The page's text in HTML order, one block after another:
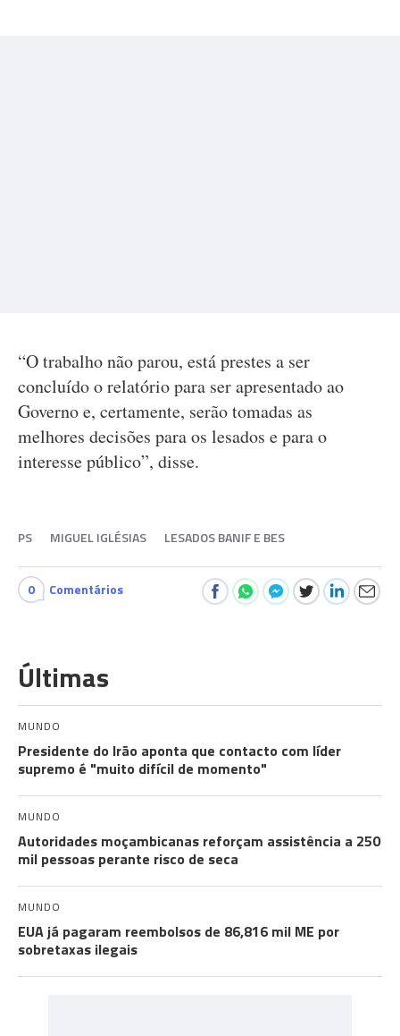
“O trabalho não parou, está prestes a ser
concluído o relatório para ser apresentado ao
Governo e, certamente, serão tomadas as
melhores decisões para os lesados e para o
interesse público”, disse.
PS MIGUEL IGLÉSIAS LESADOS BANIF E BES
0 Comentários
Últimas
MUNDO
Presidente do Irão aponta que contacto com líder
supremo é "muito difícil de momento"
MUNDO
Autoridades moçambicanas reforçam assistência a 250
mil pessoas perante risco de seca
MUNDO
EUA já pagaram reembolsos de 86,816 mil ME por
sobretaxas ilegais